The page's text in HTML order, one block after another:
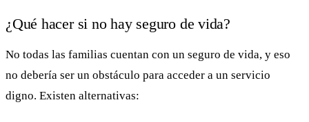
¿Qué hacer si no hay seguro de vida?
No todas las familias cuentan con un seguro de vida, y eso
no debería ser un obstáculo para acceder a un servicio
digno. Existen alternativas: